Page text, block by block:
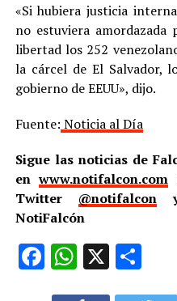
«Si hubiera justicia
no estuviera amordazada
libertad los 252
la cárcel de El Salvador,
gobierno de EEUU», dijo.
Fuente: Noticia al Día
Sigue las noticias de
enwww.notifalcon.com
Twitter @notifalcon
NotiFalcón
Facebook
WhatsApp
X